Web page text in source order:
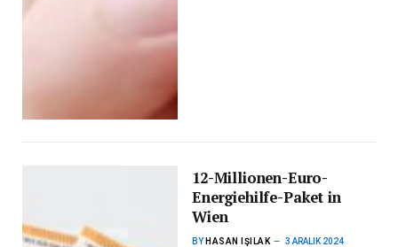
12-Millionen-Euro-
Energiehilfe-Paket in
Wien
BY HASAN IŞILAK 3 ARALIK 2024